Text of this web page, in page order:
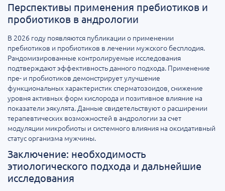
Перспективы применения пребиотиков и
пробиотиков в андрологии
В 2026 году появляются публикации о применении
пребиотиков и пробиотиков в лечении мужского бесплодия.
Рандомизированные контролируемые исследования
подтверждают эффективность данного подхода. Применение
пре- и пробиотиков демонстрирует улучшение
функциональных характеристик сперматозоидов, снижение
уровня активных форм кислорода и позитивное влияние на
показатели эякулята. Данные свидетельствуют о расширении
терапевтических возможностей в андрологии за счет
модуляции микробиоты и системного влияния на оксидативный
статус организма мужчины.
Заключение: необходимость
этиологического подхода и дальнейшие
исследования